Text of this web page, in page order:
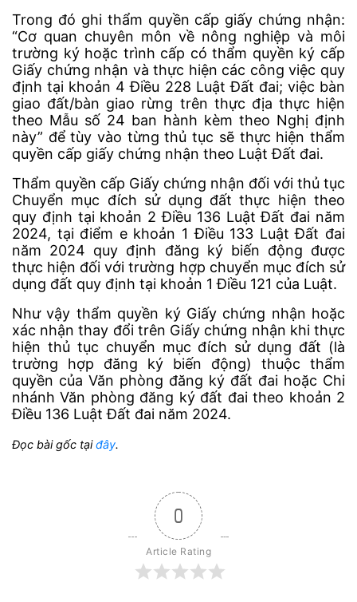
Trong đó ghi thẩm quyền cấp giấy chứng nhận:
“Cơ quan chuyên môn về nông nghiệp và môi
trường ký hoặc trình cấp có thẩm quyền ký cấp
Giấy chứng nhận và thực hiện các công việc quy
định tại khoản 4 Điều 228 Luật Đất đai; việc bàn
giao đất/bàn giao rừng trên thực địa thực hiện
theo Mẫu số 24 ban hành kèm theo Nghị định
này” để tùy vào từng thủ tục sẽ thực hiện thẩm
quyền cấp giấy chứng nhận theo Luật Đất đai.
Thẩm quyền cấp Giấy chứng nhận đối với thủ tục
Chuyển mục đích sử dụng đất thực hiện theo
quy định tại khoản 2 Điều 136 Luật Đất đai năm
2024, tại điểm e khoản 1 Điều 133 Luật Đất đai
năm 2024 quy định đăng ký biến động được
thực hiện đối với trường hợp chuyển mục đích sử
dụng đất quy định tại khoản 1 Điều 121 của Luật.
Như vậy thẩm quyền ký Giấy chứng nhận hoặc
xác nhận thay đổi trên Giấy chứng nhận khi thực
hiện thủ tục chuyển mục đích sử dụng đất (là
trường hợp đăng ký biến động) thuộc thẩm
quyền của Văn phòng đăng ký đất đai hoặc Chi
nhánh Văn phòng đăng ký đất đai theo khoản 2
Điều 136 Luật Đất đai năm 2024.
Đọc bài gốc tạiđây.
0
Article Rating